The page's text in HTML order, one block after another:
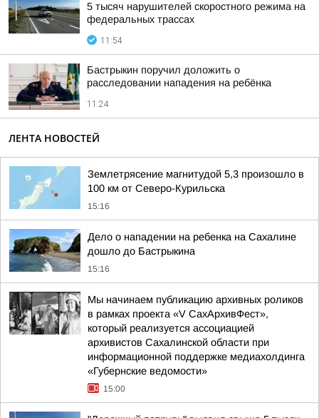
5 тысяч нарушителей скоростного режима на
федеральных трассах
11:54
Бастрыкин поручил доложить о
расследовании нападения на ребёнка
11:24
ЛЕНТА НОВОСТЕЙ
Землетрясение магнитудой 5,3 произошло в
100 км от Северо-Курильска
15:16
Дело о нападении на ребенка на Сахалине
дошло до Бастрыкина
15:16
Мы начинаем публикацию архивных роликов
в рамках проекта «V СахАрхивФест»,
который реализуется ассоциацией
архивистов Сахалинской области при
информационной поддержке медиахолдинга
«Губернские ведомости»
15:00